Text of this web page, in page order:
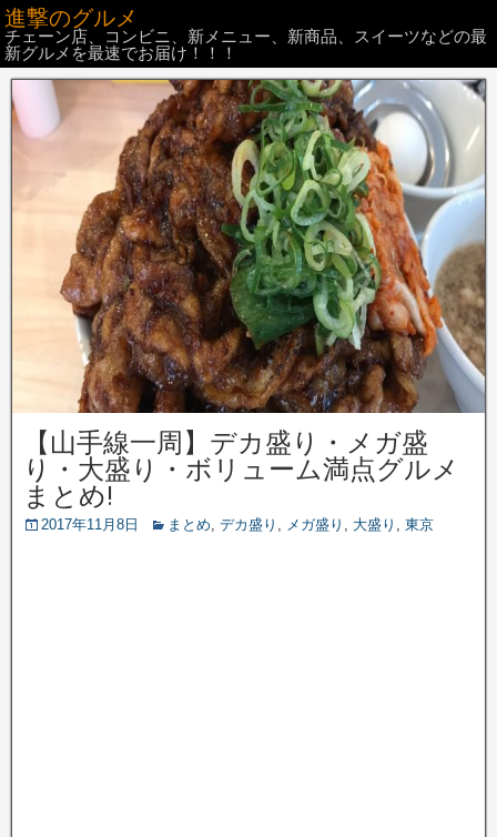
進撃のグルメ
チェーン店、コンビニ、新メニュー、新商品、スイーツなどの最
新グルメを最速でお届け！！！
【山手線一周】デカ盛り・メガ盛
り・大盛り・ボリューム満点グルメ
まとめ!
2017年11月8日 まとめ, デカ盛り , メガ盛り , 大盛り , 東京